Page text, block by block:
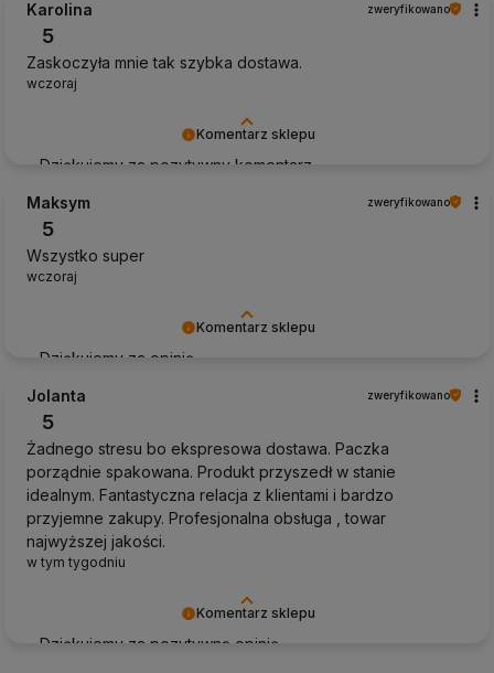
Komentarz sklepu
Dziękujemy za pozytywny komentarz
Karolina zweryfikowano
5
Zaskoczyła mnie tak szybka dostawa.
wczoraj
Komentarz sklepu
Dziękujemy za opinię
Maksym zweryfikowano
5
Wszystko super
wczoraj
Komentarz sklepu
Dziękujemy za pozytywną opinię
Jolanta zweryfikowano
5
Żadnego stresu bo ekspresowa dostawa. Paczka
porządnie spakowana. Produkt przyszedł w stanie
idealnym. Fantastyczna relacja z klientami i bardzo
przyjemne zakupy. Profesjonalna obsługa , towar
najwyższej jakości.
w tym tygodniu